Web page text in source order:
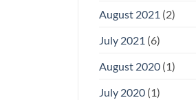
August 2021 (2)
July 2021 (6)
August 2020(1)
July 2020(1)